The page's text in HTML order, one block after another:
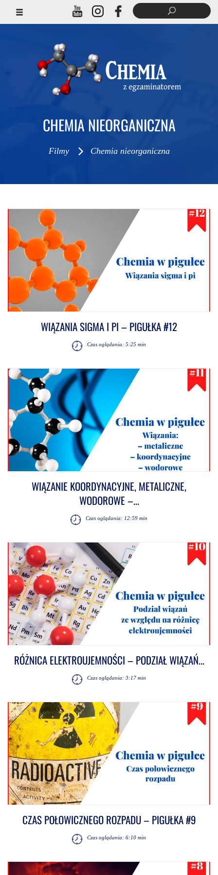
CHEMIA NIEORGANICZNA
Filmy Chemia nieorganiczna
WIĄZANIA SIGMA I PI – PIGUŁKA #12
Czas oglądania: 5:25 min
WIĄZANIE KOORDYNACYJNE, METALICZNE,
WODOROWE –...
Czas oglądania: 12:59 min
RÓŻNICA ELEKTROUJEMNOŚCI – PODZIAŁ WIĄZAŃ...
Czas oglądania: 3:17 min
CZAS POŁOWICZNEGO ROZPADU – PIGUŁKA #9
Czas oglądania: 6:10 min